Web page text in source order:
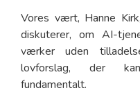
Vores vært, Hanne
diskuterer, om AI-
værker uden
lovforslag, der
fundamentalt.